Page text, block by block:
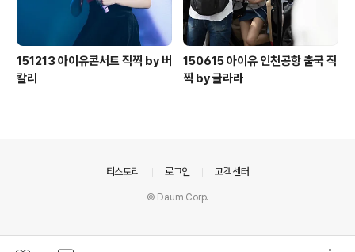
151213 아이유콘서트 직찍 by 버
칼리
150615 아이유 인천공항 출국 직
찍 by 글라라
티스토리 로그인 고객센터
© Daum Corp.